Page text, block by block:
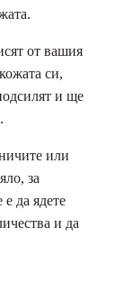
от вашия
си,
и ще
или
за
да ядете
и да